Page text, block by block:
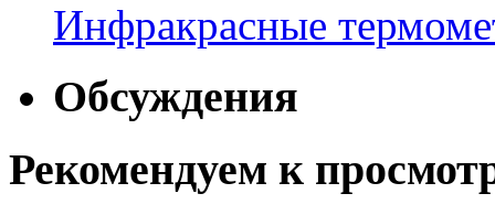
Инфракрасные
Обсуждения
Рекомендуем к